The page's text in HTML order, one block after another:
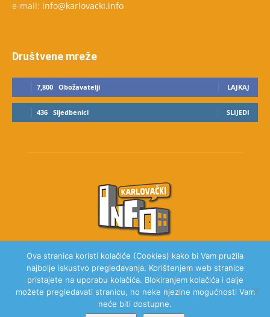
e-mail: info@karlovacki.info
Društvene mreže
7,800 Obožavatelji LAJKAJ
436 Sljedbenici SLIJEDI
O NAMA
Ova stranica koristi kolačiće (Cookies) kako bi Vam pružila
najbolje iskustvo pregledavanja. Korištenjem web stranice
pristajete na uporabu kolačića. Blokiranjem kolačića i dalje
možete pregledavati stranicu, no neke njezine mogućnosti Vam
neće biti dostupne.